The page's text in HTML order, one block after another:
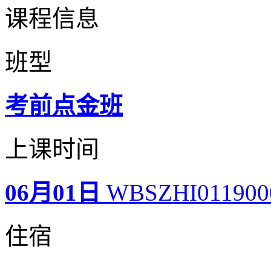
课程信息
班型
考前点金班
上课时间
06月01日
住宿